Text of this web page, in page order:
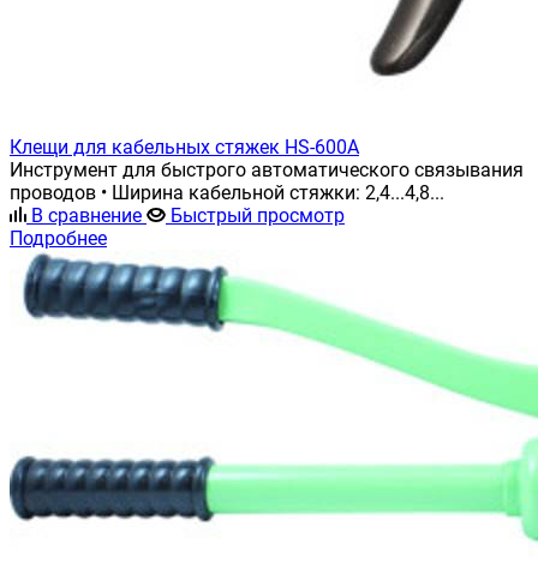
Клещи для кабельных стяжек HS-600A
Инструмент для быстрого автоматического связывания
проводов • Ширина кабельной стяжки: 2,4...4,8...
В сравнение
Быстрый просмотр
Подробнее